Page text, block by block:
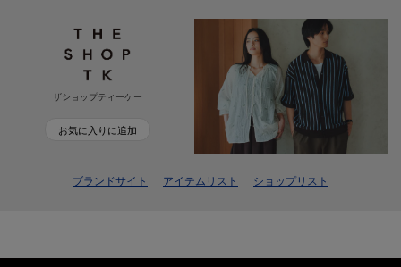
ザショップティーケー
お気に入りに追加
ブランドサイト アイテムリスト ショップリスト